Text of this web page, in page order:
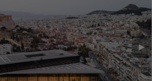
▶︎